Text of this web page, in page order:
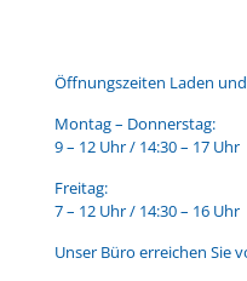
Öffnungszeiten Laden
Montag – Donnerstag:
9 – 12 Uhr / 14:30 – 17 Uhr
Freitag:
7 – 12 Uhr / 14:30 – 16 Uhr
Unser Büro erreichen Sie